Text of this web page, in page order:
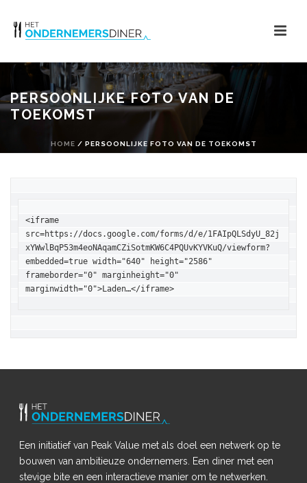
PERSOONLIJKE FOTO VAN DE
TOEKOMST
HOME / PERSOONLIJKE FOTO VAN DE TOEKOMST
<iframe
src=https://docs.google.com/forms/d/e/1FAIpQLSdyU_82j
xYWwlBqP53m4eoNAqamCZiSotmKW6C4PQUvKYVKuQ/viewform?
embedded=true width="640" height="2586"
frameborder="0" marginheight="0"
marginwidth="0">Laden…</iframe>
Een initiatief van Peak Value met als doel een netwerk op te
bouwen van ambitieuze ondernemers. Een diner met een
stevige bite en een interactieve manier om te netwerken.